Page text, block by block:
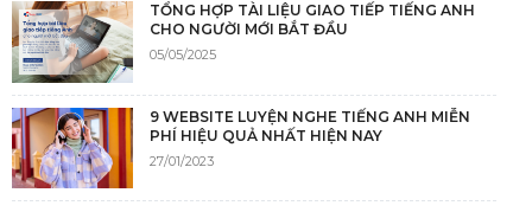
TỔNG HỢP TÀI LIỆU GIAO TIẾP TIẾNG ANH
CHO NGƯỜI MỚI BẮT ĐẦU
05/05/2025
9 WEBSITE LUYỆN NGHE TIẾNG ANH MIỄN
PHÍ HIỆU QUẢ NHẤT HIỆN NAY
27/01/2023